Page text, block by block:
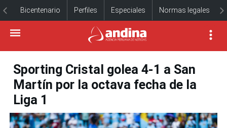
Bicentenario Perfiles Especiales Normas legales
Sporting Cristal golea 4-1 a San
Martín por la octava fecha de la
Liga 1